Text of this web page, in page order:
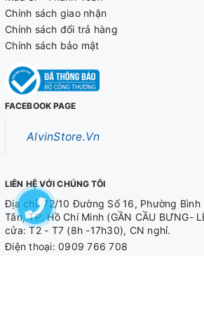
Chính sách giao nhận
Chính sách đổi trả hàng
Chính sách bảo mật
FACEBOOK PAGE
AlvinStore.Vn
LIÊN HỆ VỚI CHÚNG TÔI
Địa chỉ: 72/10 Đường Số 16, Phường Bình
Tân, TP. Hồ Chí Minh (GẦN CẦU BƯNG-
cửa: T2 - T7 (8h -17h30), CN nghỉ.
Điện thoại: 0909 766 708